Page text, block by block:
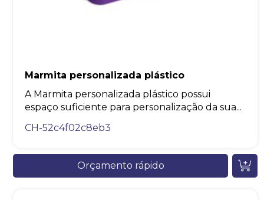
Marmita personalizada plástico
A Marmita personalizada plástico possui
espaço suficiente para personalização da sua...
CH-52c4f02c8eb3
Orçamento rápido